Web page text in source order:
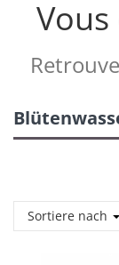
Sortiere nach